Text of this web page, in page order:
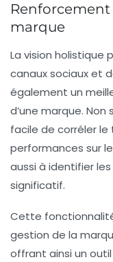
marque
La vision holistique
canaux sociaux et
également un
d’une marque.
facile de corréler le
performances sur
aussi à identifier
significatif.
Cette
gestion de la
offrant ainsi un